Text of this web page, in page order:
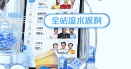
solutions for new Chinese
及物料运输成套解决方案供应商